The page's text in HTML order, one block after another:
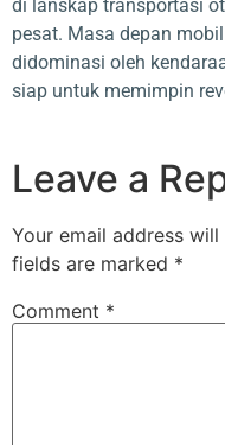
di lanskap transportasi
pesat. Masa depan
didominasi oleh
siap untuk memimpin
Leave a
Your email address
fields are marked *
Comment *